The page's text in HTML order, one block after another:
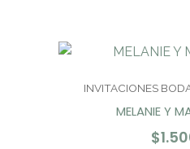
INVITACIONES
MELANIE Y
$